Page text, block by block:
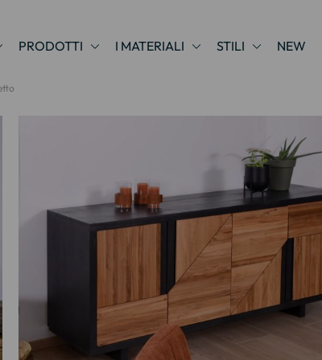
PRODOTTI I MATERIALI STILI NEW